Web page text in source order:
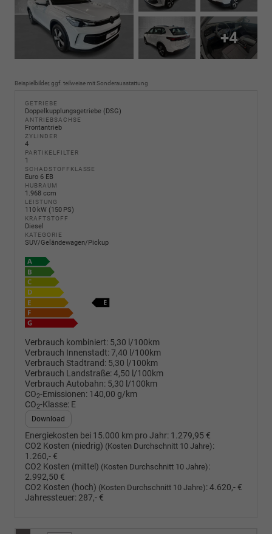
+4
Beispielbilder, ggf. teilweise mit Sonderausstattung
GETRIEBE
Doppelkupplungsgetriebe (DSG)
ANTRIEBSACHSE
Frontantrieb
ZYLINDER
4
PARTIKELFILTER
1
SCHADSTOFFKLASSE
Euro 6 EB
HUBRAUM
1.968 ccm
LEISTUNG
110 kW (150 PS)
KRAFTSTOFF
Diesel
KATEGORIE
SUV/Geländewagen/Pickup
Verbrauch kombiniert: 5,30 l/100km
Verbrauch Innenstadt:7,40 l/100km
Verbrauch Stadtrand: 5,30 l/100km
Verbrauch Landstraße:4,50 l/100km
Verbrauch Autobahn: 5,30 l/100km
CO2-Emissionen: 140,00 g/km
CO2-Klasse: E
Download
Energiekosten bei 15.000 km pro Jahr: 1.279,95 €
CO2 Kosten (niedrig) (Kosten Durchschnitt 10 Jahre):
1.260,- €
CO2 Kosten (mittel) (Kosten Durchschnitt 10 Jahre):
2.992,50 €
CO2 Kosten (hoch) (Kosten Durchschnitt 10 Jahre):4.620,- €
Jahressteuer: 287,- €